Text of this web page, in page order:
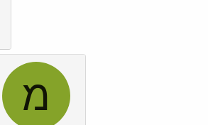
מ